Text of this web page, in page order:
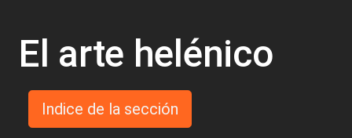
El arte helénico
Indice de la sección